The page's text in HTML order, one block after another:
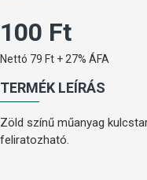
100 Ft
Nettó 79 Ft + 27% ÁFA
TERMÉK LEÍRÁS
Zöld színű műanyag
feliratozható.